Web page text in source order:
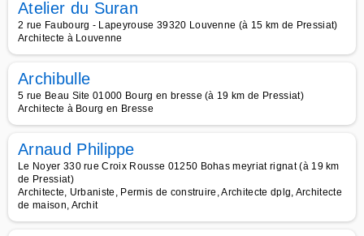
Atelier du Suran
2 rue Faubourg - Lapeyrouse 39320 Louvenne (à 15 km de Pressiat)
Architecte à Louvenne
Archibulle
5 rue Beau Site 01000 Bourg en bresse (à 19 km de Pressiat)
Architecte à Bourg en Bresse
Arnaud Philippe
Le Noyer 330 rue Croix Rousse 01250 Bohas meyriat rignat (à 19 km
de Pressiat)
Architecte, Urbaniste, Permis de construire, Architecte dplg, Architecte
de maison, Archit